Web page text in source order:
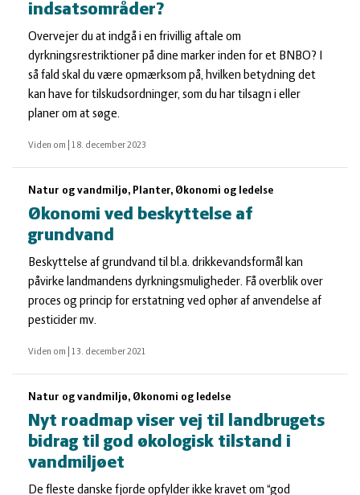
indsatsområder?
Overvejer du at indgå i en frivillig aftale om
dyrkningsrestriktioner på dine marker inden for et BNBO? I
så fald skal du være opmærksom på, hvilken betydning det
kan have for tilskudsordninger, som du har tilsagn i eller
planer om at søge.
Viden om 18. december 2023
Natur og vandmiljø, Planter, Økonomi og ledelse
Økonomi ved beskyttelse af
grundvand
Beskyttelse af grundvand til bl.a. drikkevandsformål kan
påvirke landmandens dyrkningsmuligheder. Få overblik over
proces og princip for erstatning ved ophør af anvendelse af
pesticider mv.
Viden om 13. december 2021
Natur og vandmiljø, Økonomi og ledelse
Nyt roadmap viser vej til landbrugets
bidrag til god økologisk tilstand i
vandmiljøet
De fleste danske fjorde opfylder ikke kravet om “god